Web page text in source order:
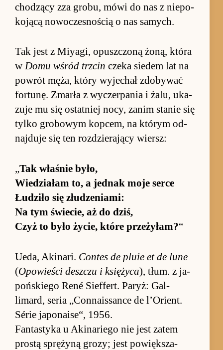
chodzący zza gro­bu, mówi do nas z nie­po­
ko­jącą nowocze­sno­ścią o nas sa­mych.
Tak jest z Miy­agi, opusz­czoną żoną, która
wDomu wśród trzcin czeka sie­dem lat na
po­wrót męża, który wy­jechał zdobywać
for­tu­nę. Zmarła z wy­czer­pa­nia i żalu, uka­
zuje mu się ostat­niej nocy, za­nim stanie się
tylko gro­bo­wym kop­cem, na którym od­
naj­duje się ten roz­dzie­rający wier­sz:
„Tak wła­śnie by­ło,
Wie­dzia­łam to, a jed­nak moje serce
Łudziło się złudze­nia­mi:
Na tym świe­cie, aż do dziś,
Czyż to było życie, które prze­żyłam?“
Ueda, Aki­na­ri. Con­tes de pluie et de lune
(Opo­wie­ści desz­czu i księ­życa), tłum. z ja­
poń­skiego René Sief­fert. Pa­ryż: Gal­
limard, se­ria „Con­na­is­sance de l’Orient.
Série ja­po­na­ise“, 1956.
Fan­tastyka u Aki­na­riego nie jest za­tem
pro­stą sprężyną gro­zy; jest po­więk­sza­